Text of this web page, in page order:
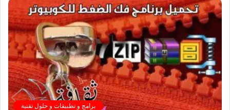
برامج و تطبيقات و حلول تقنية